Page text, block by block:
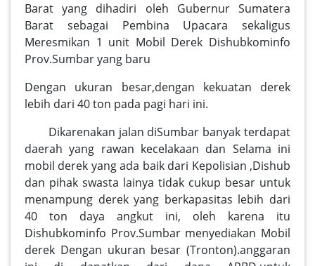
Barat yang dihadiri oleh Gubernur Sumatera
Barat sebagai Pembina Upacara sekaligus
Meresmikan 1 unit Mobil Derek Dishubkominfo
Prov.Sumbar yang baru
Dengan ukuran besar,dengan kekuatan derek
lebih dari 40 ton pada pagi hari ini.
Dikarenakan jalan diSumbar banyak terdapat
daerah yang rawan kecelakaan dan Selama ini
mobil derek yang ada baik dari Kepolisian ,Dishub
dan pihak swasta lainya tidak cukup besar untuk
menampung derek yang berkapasitas lebih dari
40 ton daya angkut ini, oleh karena itu
Dishubkominfo Prov.Sumbar menyediakan Mobil
derek Dengan ukuran besar (Tronton).anggaran